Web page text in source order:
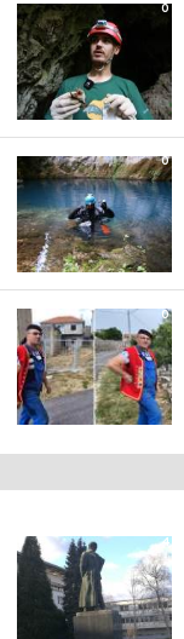
0
0
0
4